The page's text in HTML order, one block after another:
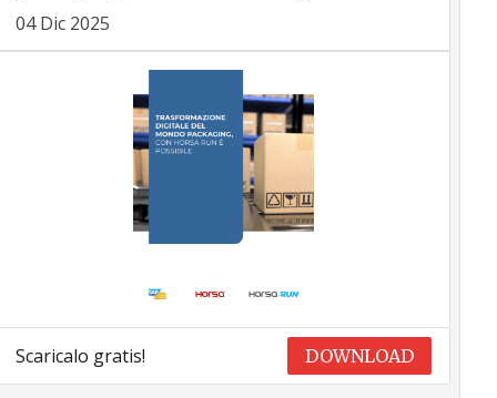
04 Dic 2025
Scaricalo gratis! DOWNLOAD